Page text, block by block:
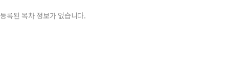
등록된 목차 정보가 없습니다.